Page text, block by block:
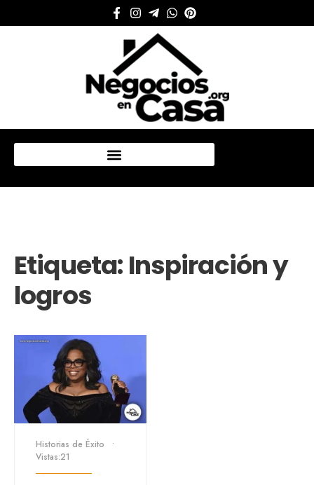
Etiqueta:Inspiración y
logros
Historias de Éxito
•
Vistas:21